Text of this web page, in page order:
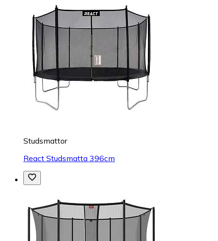
Studsmattor
React Studsmatta 396cm